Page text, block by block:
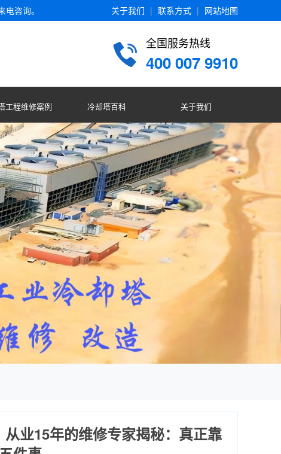
关于我们 | 联系方式 | 网站地图
咨询。
全国服务热线
400 007 9910
工程维修案例 冷却塔百科 关于我们
业15年的维修专家揭秘：真正靠